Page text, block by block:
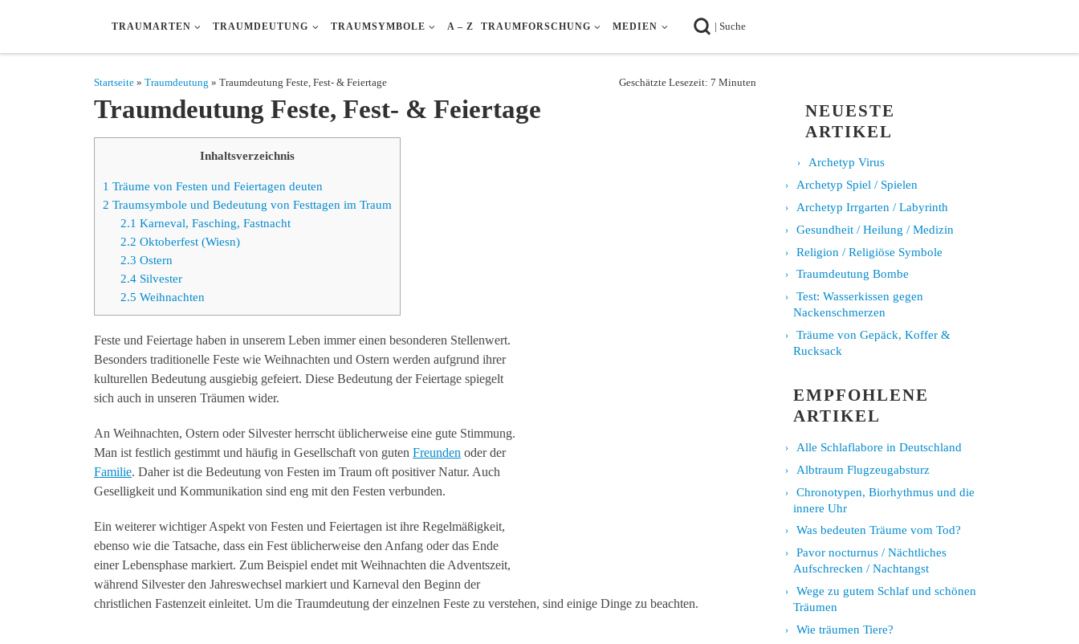
Zum Inhalt springenTRAUMARTEN TRAUMDEUTUNG TRAUMSYMBOLE A – Z TRAUMFORSCHUNG MEDIEN | SucheSearch
Startseite » Traumdeutung » Traumdeutung Feste, Fest- & Feiertage Geschätzte Lesezeit: 7 Minuten
Traumdeutung Feste, Fest- & Feiertage
Inhaltsverzeichnis
1 Träume von Festen und Feiertagen deuten
2 Traumsymbole und Bedeutung von Festtagen im Traum
2.1 Karneval, Fasching, Fastnacht
2.2 Oktoberfest (Wiesn)
2.3 Ostern
2.4 Silvester
2.5 Weihnachten
Feste und Feiertage haben in unserem Leben immer einen besonderen Stellenwert.
Besonders traditionelle Feste wie Weihnachten und Ostern werden aufgrund ihrer
kulturellen Bedeutung ausgiebig gefeiert. Diese Bedeutung der Feiertage spiegelt
sich auch in unseren Träumen wider.
An Weihnachten, Ostern oder Silvester herrscht üblicherweise eine gute Stimmung.
Man ist festlich gestimmt und häufig in Gesellschaft von guten Freunden oder der
Familie. Daher ist die Bedeutung von Festen im Traum oft positiver Natur. Auch
Geselligkeit und Kommunikation sind eng mit den Festen verbunden.
Ein weiterer wichtiger Aspekt von Festen und Feiertagen ist ihre Regelmäßigkeit,
ebenso wie die Tatsache, dass ein Fest üblicherweise den Anfang oder das Ende
einer Lebensphase markiert. Zum Beispiel endet mit Weihnachten die Adventszeit,
während Silvester den Jahreswechsel markiert und Karneval den Beginn der
christlichen Fastenzeit einleitet. Um die Traumdeutung der einzelnen Feste zu verstehen, sind einige Dinge zu beachten.
NEUESTE
ARTIKEL
Archetyp Virus
Archetyp Spiel / Spielen
Archetyp Irrgarten / Labyrinth
Gesundheit / Heilung / Medizin
Religion / Religiöse Symbole
Traumdeutung Bombe
Test: Wasserkissen gegen
Nackenschmerzen
Träume von Gepäck, Koffer &
Rucksack
EMPFOHLENE
ARTIKEL
Alle Schlaflabore in Deutschland
Albtraum Flugzeugabsturz
Chronotypen, Biorhythmus und die
innere Uhr
Was bedeuten Träume vom Tod?
Pavor nocturnus / Nächtliches
Aufschrecken / Nachtangst
Wege zu gutem Schlaf und schönen
Träumen
Wie träumen Tiere?